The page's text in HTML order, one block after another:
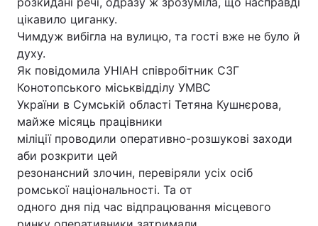
цікавило циганку.
Чимдуж вибігла на вулицю, та гості вже не було й
духу.
Як повідомила УНІАН співробітник СЗГ
Конотопського міськвідділу УМВС
України в Сумській області Тетяна Кушнєрова,
майже місяць працівники
міліції проводили оперативно-розшукові заходи
аби розкрити цей
резонансний злочин, перевіряли усіх осіб
ромської національності. Та от
одного дня під час відпрацювання місцевого